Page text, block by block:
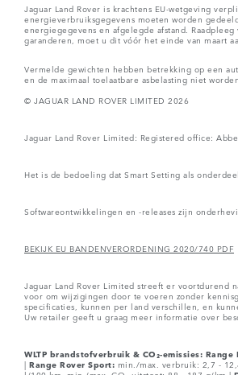
Jaguar Land Rover is krachtens EU-wetgeving
energieverbruiksgegevens moeten worden
energiegegevens en afgelegde afstand.
garanderen, moet u dit vóór het einde van maart
Vermelde gewichten hebben betrekking op een
en de maximaal toelaatbare asbelasting niet
© JAGUAR LAND ROVER LIMITED 2026
Jaguar Land Rover Limited: Registered office:
Het is de bedoeling dat Smart Setting als
Softwareontwikkelingen en -releases zijn
BEKIJK EU BANDENVERORDENING 2020/740 PDF
Jaguar Land Rover Limited streeft er voortdurend
voor om wijzigingen door te voeren zonder
specificaties, kunnen per land verschillen, en
Uw retailer geeft u graag meer informatie over
WLTP brandstofverbruik & CO₂-emissies: Range
| Range Rover Sport: min./max. verbruik: 2,7 -